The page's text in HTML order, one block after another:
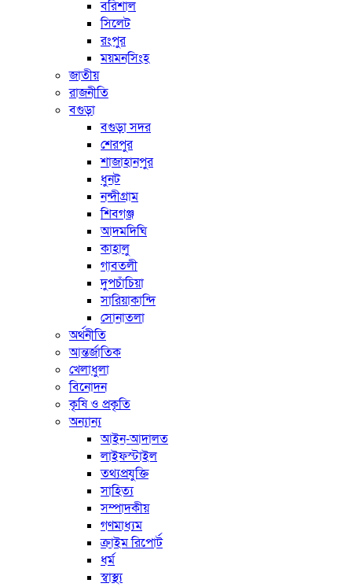
বরিশাল
সিলেট
রংপুর
ময়মনসিংহ
জাতীয়
রাজনীতি
বগুড়া
বগুড়া সদর
শেরপুর
শাজাহানপুর
ধুনট
নন্দীগ্রাম
শিবগঞ্জ
আদমদিঘি
কাহালু
গাবতলী
দুপচাঁচিয়া
সারিয়াকান্দি
সোনাতলা
অর্থনীতি
আন্তর্জাতিক
খেলাধুলা
বিনোদন
কৃষি ও প্রকৃতি
অন্যান্য
আইন-আদালত
লাইফস্টাইল
তথ্যপ্রযুক্তি
সাহিত্য
সম্পাদকীয়
গণমাধ্যম
ক্রাইম রিপোর্ট
ধর্ম
স্বাস্থ্য